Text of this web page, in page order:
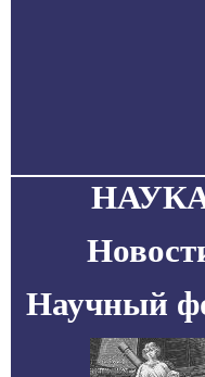
Научный